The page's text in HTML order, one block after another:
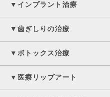
▼インプラント治療
▼歯ぎしりの治療
▼ボトックス治療
▼医療リップアート